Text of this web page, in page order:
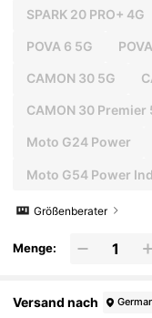
SPARK 20 PRO+ 4G
POVA 6 5G
CAMON 30 5G
CAMON 30 Premier
Moto G24 Power
Moto G54 Power
Größenberater
Menge:
Versand nach